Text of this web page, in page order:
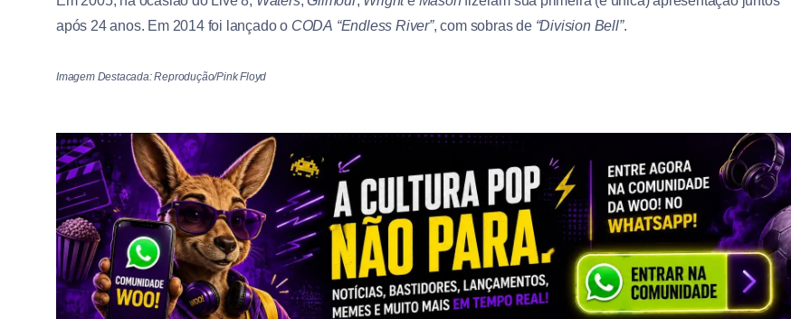
após 24 anos. Em 2014 foi lançado o CODA “Endless River”, com sobras de “Division Bell”.
Imagem Destacada: Reprodução/Pink Floyd